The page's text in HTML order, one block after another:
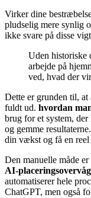
Virker dine
pludselig mere synlig
ikke svare på disse
Uden historiske
arbejde på
ved, hvad der
Dette er grunden til, at
fuldt ud. hvordan
brug for et system,
og gemme
din vækst og få en reel
Den manuelle måde
AI-
automatiserer hele
ChatGPT, men også